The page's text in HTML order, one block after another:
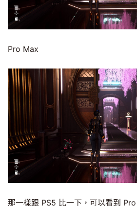
Pro Max
那一樣跟 PS5 比一下，可以看到